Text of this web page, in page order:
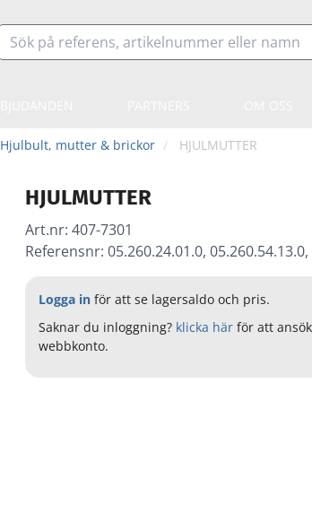
Hjulbult, mutter & brickor HJULMUTTER
HJULMUTTER
Art.nr: 407-7301
Referensnr: 05.260.24.01.0,
Logga inför att se lagersaldo och pris.
Saknar du inloggning? klicka härför att
webbkonto.